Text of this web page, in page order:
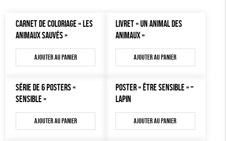
CARTES
BROCHURES
OUTILS ÉDUCATIFS
AUTRES OUTILS ÉDUCATIFS
150 € - 200 €
Plus de 200€
CARNET DE COLORIAGE « LES
ANIMAUX SAUVÉS »
Ajouter au panier
LIVRET « UN ANIMAL DES
ANIMAUX »
Ajouter au panier
SÉRIE DE 6 POSTERS «
SENSIBLE »
Ajouter au panier
POSTER « ÊTRE SENSIBLE » –
LAPIN
Ajouter au panier